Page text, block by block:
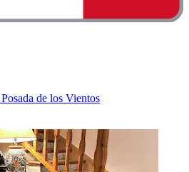
de los Vientos